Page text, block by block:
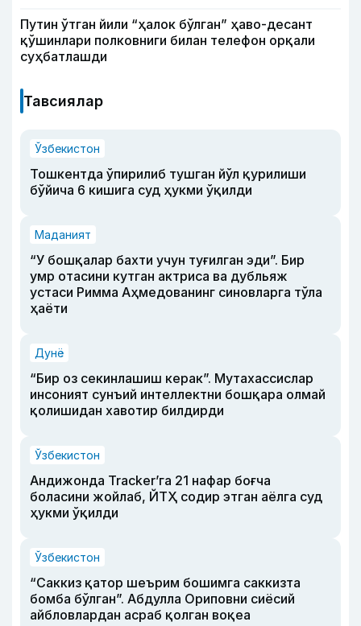
Путин ўтган йили “ҳалок бўлган” ҳаво-десант
қўшинлари полковниги билан телефон орқали
суҳбатлашди
Тавсиялар
Ўзбекистон
Тошкентда ўпирилиб тушган йўл қурилиши
бўйича 6 кишига суд ҳукми ўқилди
Маданият
“У бошқалар бахти учун туғилган эди”. Бир
умр отасини кутган актриса ва дубльяж
устаси Римма Аҳмедованинг синовларга тўла
ҳаёти
Дунё
“Бир оз секинлашиш керак”. Мутахассислар
инсоният сунъий интеллектни бошқара олмай
қолишидан хавотир билдирди
Ўзбекистон
Андижонда Tracker’га 21 нафар боғча
боласини жойлаб, ЙТҲ содир этган аёлга суд
ҳукми ўқилди
Ўзбекистон
“Саккиз қатор шеърим бошимга саккизта
бомба бўлган”. Абдулла Ориповни сиёсий
айбловлардан асраб қолган воқеа